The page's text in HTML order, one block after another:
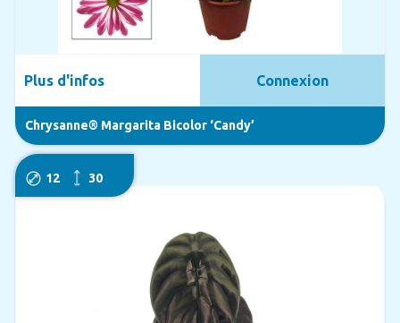
Chrysanne® Margarita Bicolor ‘Candy’
Plus d'infos Connexion
12 30